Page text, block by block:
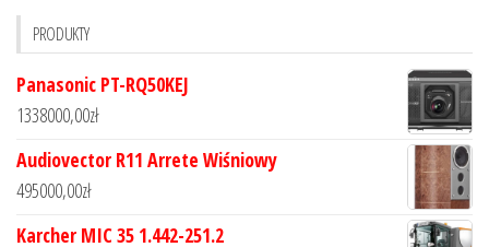
PRODUKTY
Panasonic PT-RQ50KEJ
1338000,00zł
Audiovector R11 Arrete Wiśniowy
495000,00zł
Karcher MIC 35 1.442-251.2